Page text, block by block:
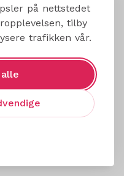
på nettstedet
tilby
trafikken vår.